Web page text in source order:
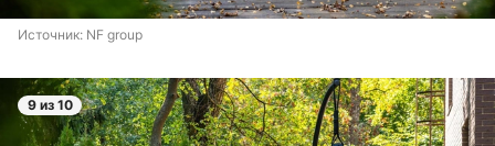
Источник: NF group
9 из 10